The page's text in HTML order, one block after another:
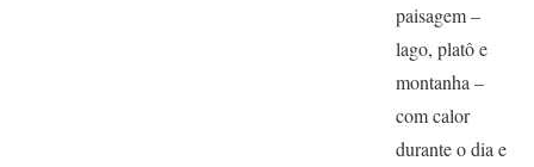
paisagem –
lago, platô e
montanha –
com calor
durante o dia e